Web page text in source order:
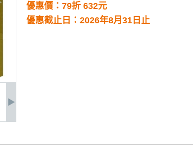
優惠價：79折 632元
優惠截止日：2026年8月31日止